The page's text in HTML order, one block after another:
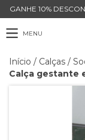
GANHE 10%
MENU
Início / Calças /
Calça gestante